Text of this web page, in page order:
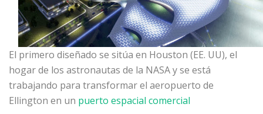
El primero diseñado se sitúa en Houston (EE. UU), el
hogar de los astronautas de la NASA y se está
trabajando para transformar el aeropuerto de
Ellington en un puerto espacial comercial